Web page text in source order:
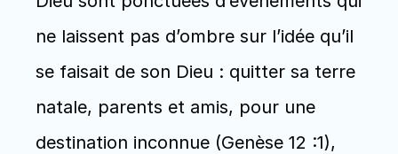
ne laissent pas d’ombre sur l’idée qu’il
se faisait de son Dieu : quitter sa terre
natale, parents et amis, pour une
destination inconnue (Genèse 12 :1),